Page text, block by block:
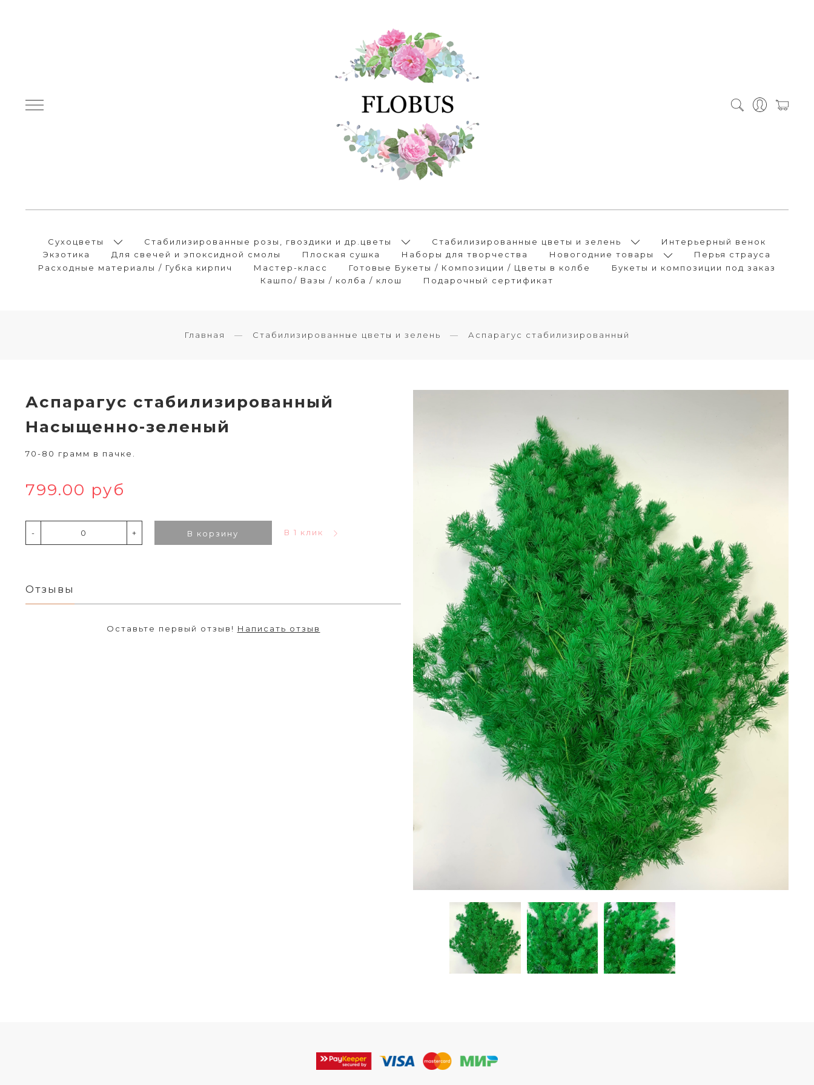
Сухоцветы Стабилизированные розы, гвоздики и др.цветы Стабилизированные цветы и зелень
Интерьерный венок
Экзотика
Для свечей и эпоксидной смолы Плоская сушка Наборы для творчества Новогодние товары
Перья страуса
Расходные материалы / Губка кирпич
Мастер-класс Готовые Букеты / Композиции / Цветы в колбе
Букеты и композиции под заказ
Кашпо/ Вазы / колба / клош
Подарочный сертификат
Главная Стабилизированные цветы и зелень Аспарагус стабилизированный
Аспарагус стабилизированный
Насыщенно-зеленый
70-80 грамм в пачке.
799.00 руб
- + В корзину В 1 клик
Отзывы
Оставьте первый отзыв! Написать отзыв